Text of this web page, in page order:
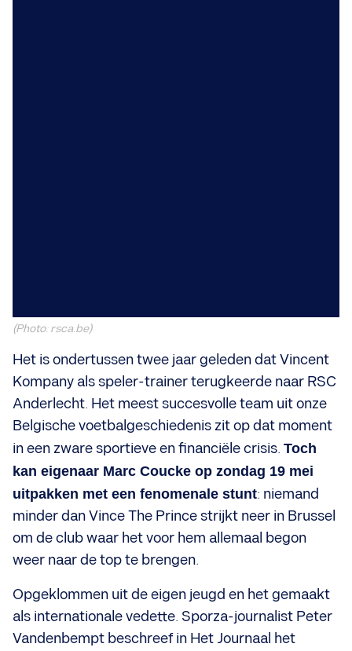
(Photo: rsca.be)
Het is ondertussen twee jaar geleden dat Vincent
Kompany als speler-trainer terugkeerde naar RSC
Anderlecht. Het meest succesvolle team uit onze
Belgische voetbalgeschiedenis zit op dat moment
in een zware sportieve en financiële crisis. Toch
kan eigenaar Marc Coucke op zondag 19 mei
uitpakken met een fenomenale stunt: niemand
minder dan Vince The Prince strijkt neer in Brussel
om de club waar het voor hem allemaal begon
weer naar de top te brengen.
Opgeklommen uit de eigen jeugd en het gemaakt
als internationale vedette. Sporza-journalist Peter
Vandenbempt beschreef in Het Journaal het